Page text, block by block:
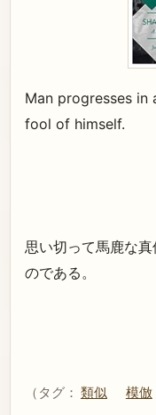
Man progresses in
fool of himself.
思い切って馬鹿な
のである。
（タグ： 類似 模倣